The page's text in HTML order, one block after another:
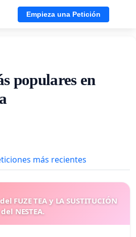
Empieza una Petición
populares en
más recientes
FUZE TEA y LA SUSTITUCIÓN
del NESTEA.